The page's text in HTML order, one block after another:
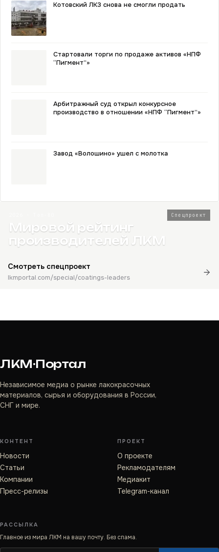
Котовский ЛКЗ снова не смогли продать
Стартовали торги по продаже активов «НПФ
“Пигмент”»
Арбитражный суд открыл конкурсное
производство в отношении «НПФ “Пигмент”»
Завод «Волошино» ушел с молотка
Спецпроект
Мировой рейтинг
производителей ЛКМ
Смотреть спецпроект
lkmportal.com/special/coatings-leaders
ЛКМ·Портал
Независимое медиа о рынке лакокрасочных
материалов, сырья и оборудования в России,
СНГ и мире.
КОНТЕНТ
Новости
Статьи
Компании
Пресс-релизы
ПРОЕКТ
О проекте
Рекламодателям
Медиакит
Telegram-канал
РАССЫЛКА
Главное из мира ЛКМ на вашу почту. Без спама.